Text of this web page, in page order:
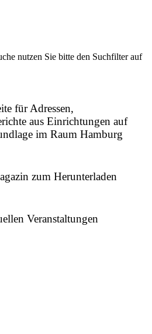
nutzen Sie bitte den Suchfilter auf
für Adressen,
aus Einrichtungen auf
im Raum Hamburg
zum Herunterladen
Veranstaltungen